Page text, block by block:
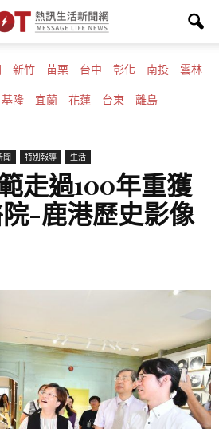
新竹 苗栗 台中 彰化 南投 雲林
基隆 宜蘭 花蓮 台東 離島
聞 特別報導 生活
走過100年重獲
-鹿港歷史影像